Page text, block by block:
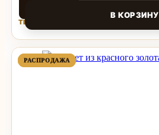
ТЕКУЩАЯ ЦЕНА: 88,440 СОМ.
В КОРЗИНУ
Поделиться
РАСПРОДАЖА ПРОДАВАЕМЫЙ
ТОВАР
РАСПРОДАЖА ПРОДАВАЕМЫЙ
ТОВАР